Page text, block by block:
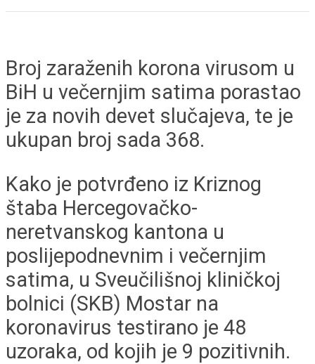
Broj zaraženih korona virusom u
BiH u večernjim satima porastao
je za novih devet slučajeva, te je
ukupan broj sada 368.
Kako je potvrđeno iz Kriznog
štaba Hercegovačko-
neretvanskog kantona u
poslijepodnevnim i večernjim
satima, u Sveučilišnoj kliničkoj
bolnici (SKB) Mostar na
koronavirus testirano je 48
uzoraka, od kojih je 9 pozitivnih.